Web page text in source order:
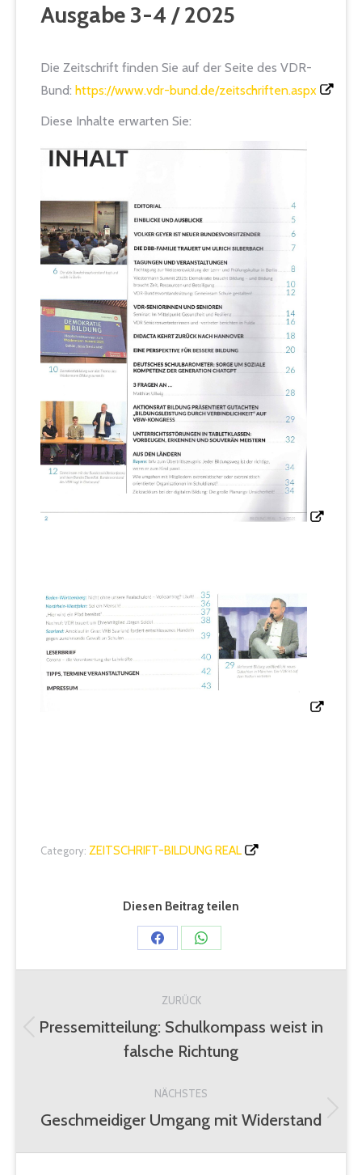
Ausgabe 3-4 / 2025
Die Zeitschrift finden Sie auf der Seite des VDR-
Bund: https://www.vdr-bund.de/zeitschriften.aspx
Diese Inhalte erwarten Sie:
Category: ZEITSCHRIFT-BILDUNG REAL
Diesen Beitrag teilen
Share
on
Facebook
Share
on
WhatsApp
ZURÜCK
Vorheriger
Beitrag:
Pressemitteilung: Schulkompass weist in
falsche Richtung
NÄCHSTES
Nächster
Geschmeidiger Umgang mit Widerstand